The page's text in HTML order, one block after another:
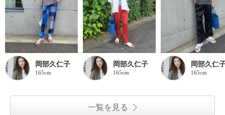
岡部久仁子
165cm
岡部久仁子
165cm
岡部久仁
165cm
一覧を見る